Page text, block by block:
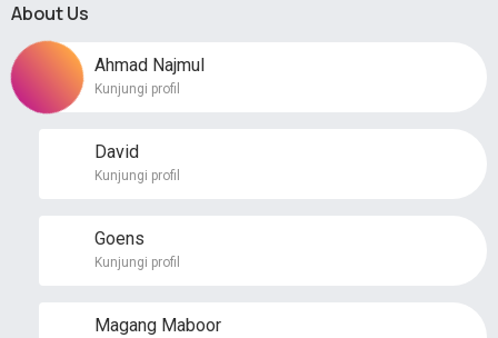
About Us
Ahmad Najmul
Kunjungi profil
David
Kunjungi profil
Goens
Kunjungi profil
Magang Maboor